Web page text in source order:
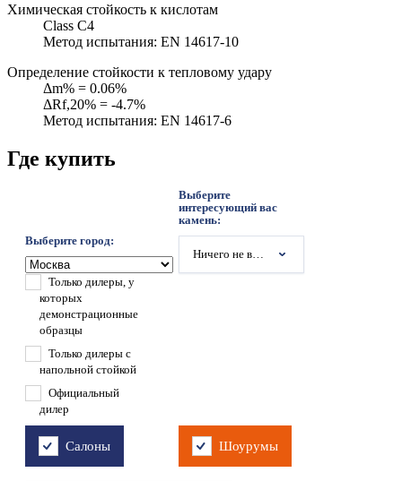
Химическая стойкость к кислотам
Class C4
Метод испытания: EN 14617-10
Определение стойкости к тепловому удару
Δm% = 0.06%
ΔRf,20% = -4.7%
Метод испытания: EN 14617-6
Где купить
Выберите город:
Выберите
интересующий вас
камень:
Ничего не выбрано
Только дилеры, у
которых
демонстрационные
образцы
Только дилеры с
напольной стойкой
Официальный
дилер
Салоны Шоурумы